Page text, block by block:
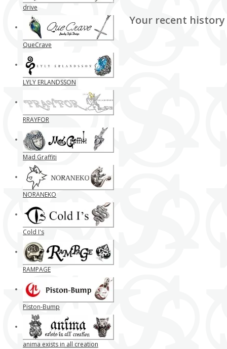
Your recent history
drive
QueCrave
LYLY ERLANDSSON
RRAYFOR
Mad Graffiti
NORANEKO
Cold I's
RAMPAGE
Piston-Bump
anima exists in all creation